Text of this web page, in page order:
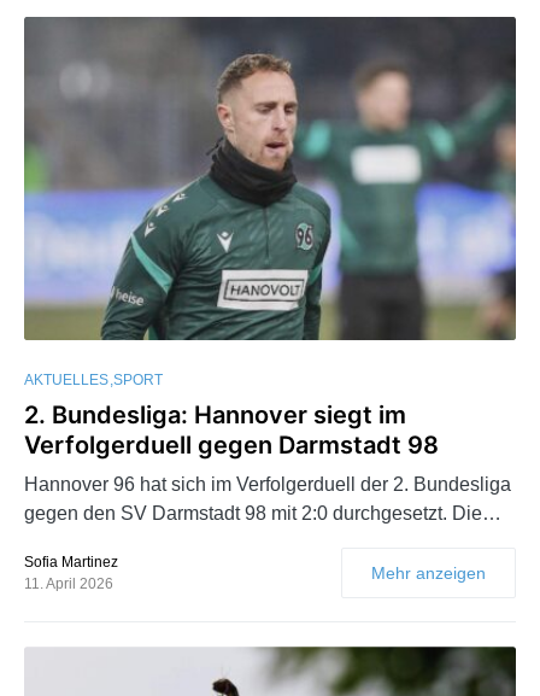
AKTUELLES SPORT
2. Bundesliga: Hannover siegt im
Verfolgerduell gegen Darmstadt 98
Hannover 96 hat sich im Verfolgerduell der 2. Bundesliga
gegen den SV Darmstadt 98 mit 2:0 durchgesetzt. Die…
Sofia Martinez
11. April 2026
Mehr anzeigen